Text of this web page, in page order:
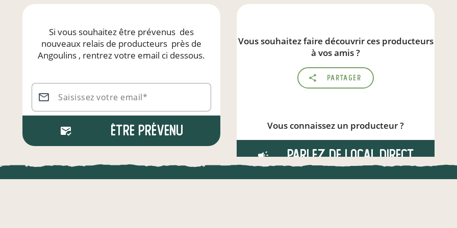
Si vous souhaitez être prévenus des
nouveaux relais de producteurs près de
Angoulins , rentrez votre email ci dessous.
Saisissez votre email*
Être prévenu
Vous souhaitez faire découvrir ces producteurs
à vos amis ?
Partager
Vous connaissez un producteur ?
Parlez de local.direct